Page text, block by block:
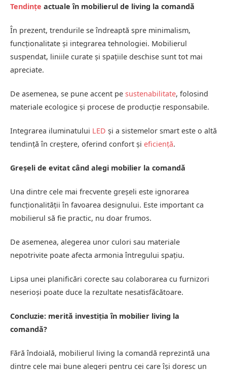
Tendințe actuale în mobilierul de living la comandă
În prezent, trendurile se îndreaptă spre minimalism,
funcționalitate și integrarea tehnologiei. Mobilierul
suspendat, liniile curate și spațiile deschise sunt tot mai
apreciate.
De asemenea, se pune accent pe sustenabilitate, folosind
materiale ecologice și procese de producție responsabile.
Integrarea iluminatului LED și a sistemelor smart este o altă
tendință în creștere, oferind confort și eficiență.
Greșeli de evitat când alegi mobilier la comandă
Una dintre cele mai frecvente greșeli este ignorarea
funcționalității în favoarea designului. Este important ca
mobilierul să fie practic, nu doar frumos.
De asemenea, alegerea unor culori sau materiale
nepotrivite poate afecta armonia întregului spațiu.
Lipsa unei planificări corecte sau colaborarea cu furnizori
neserioși poate duce la rezultate nesatisfăcătoare.
Concluzie: merită investiția în mobilier living la
comandă?
Fără îndoială, mobilierul living la comandă reprezintă una
dintre cele mai bune alegeri pentru cei care își doresc un